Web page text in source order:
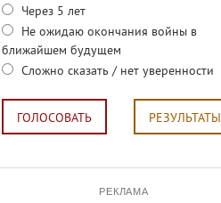
Через 5 лет
Не ожидаю окончания войны в
ближайшем будущем
Сложно сказать / нет уверенности
ГОЛОСОВАТЬ РЕЗУЛЬТАТЫ
РЕКЛАМА